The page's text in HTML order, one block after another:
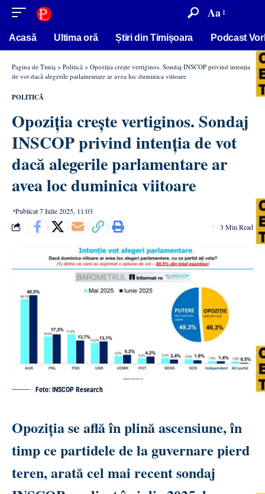
conținut Aa
Acasă Ultima oră Știri din Timișoara Podcast
Pagina de Timiș > Politică > Opoziția crește vertiginos. Sondaj INSCOP privind intenția
de vot dacă alegerile parlamentare ar avea loc duminica viitoare
POLITICĂ
Opoziția crește vertiginos. Sondaj
INSCOP privind intenția de vot
dacă alegerile parlamentare ar
avea loc duminica viitoare
Publicat 7 Iulie 2025, 11:03
3 Min Read
Foto: INSCOP Research
Opoziția se află în plină ascensiune, în
timp ce partidele de la guvernare pierd
teren, arată cel mai recent sondaj